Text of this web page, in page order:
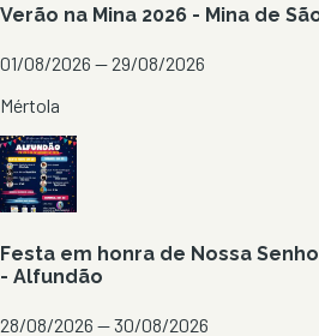
Verão na Mina 2026 - Mina de
01/08/2026 — 29/08/2026
Mértola
Festa em honra de Nossa
- Alfundão
28/08/2026 — 30/08/2026